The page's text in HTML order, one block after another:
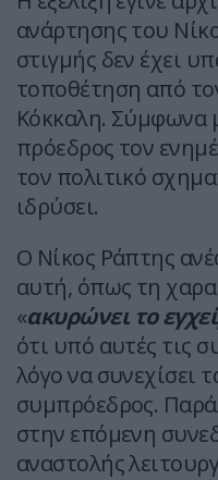
ανάρτησης του
στιγμής δεν έχει
τοποθέτηση από
Κόκκαλη. Σύμφωνα
πρόεδρος τον
τον πολιτικό
ιδρύσει.
Ο Νίκος Ράπτης
αυτή, όπως τη
«ακυρώνει το
ότι υπό αυτές τις
λόγο να συνεχίσει
συμπρόεδρος.
στην επόμενη
αναστολής